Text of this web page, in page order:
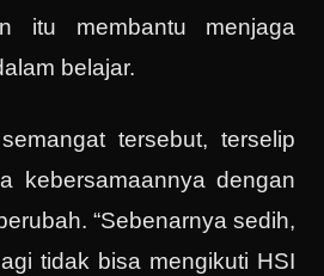
itu membantu menjaga
belajar.
tersebut, terselip
kebersamaannya dengan
“Sebenarnya sedih,
tidak bisa mengikuti HSI